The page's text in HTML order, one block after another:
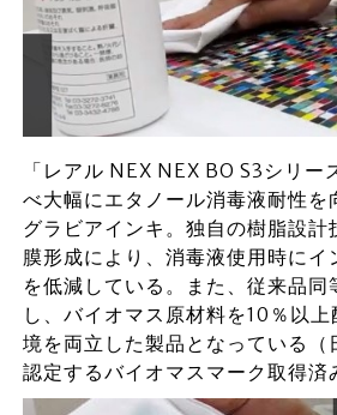
「レアル NEX NEX BO S3シリー
べ大幅にエタノール消毒液耐性を
グラビアインキ。独自の樹脂設計
膜形成により、消毒液使用時にイ
を低減している。また、従来品同
し、バイオマス原材料を10％以
境を両立した製品となっている（
認定するバイオマスマーク取得済